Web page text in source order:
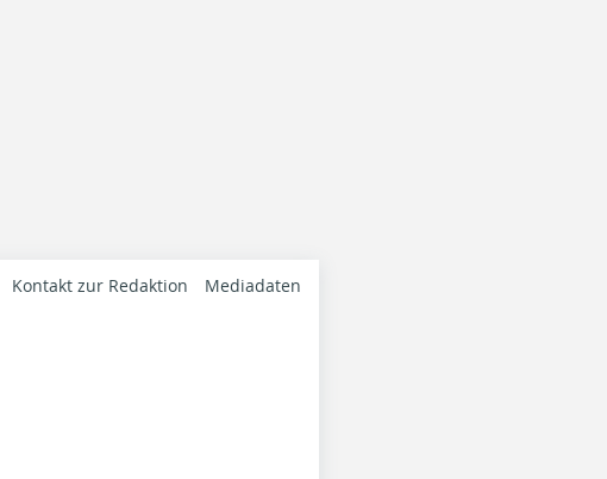
Kontakt zur Redaktion Mediadaten